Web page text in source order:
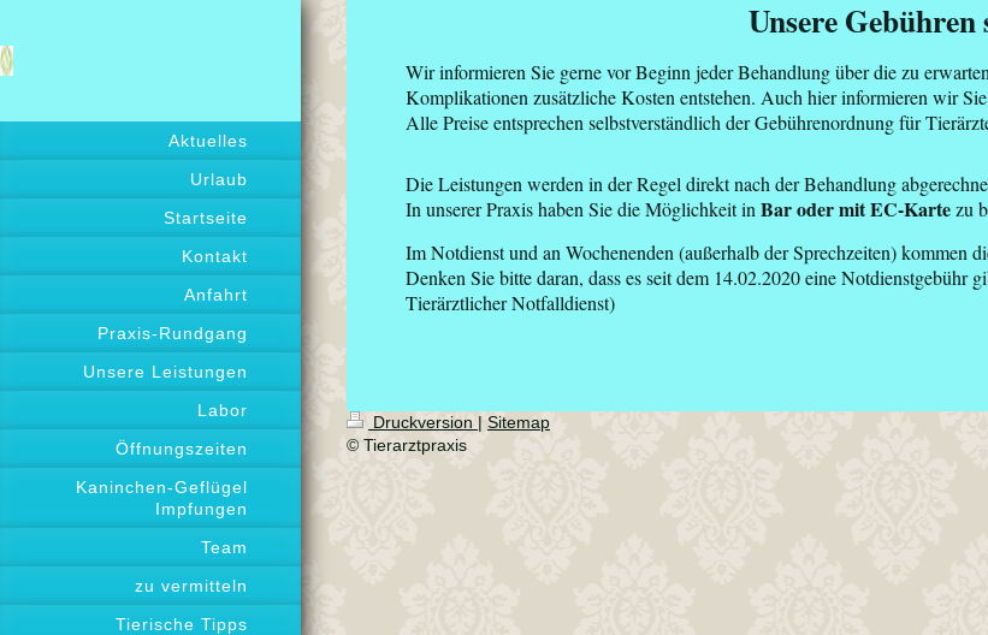
Aktuelles
Urlaub
Startseite
Kontakt
Anfahrt
Praxis-Rundgang
Unsere Leistungen
Labor
Öffnungszeiten
Kaninchen-Geflügel
Impfungen
Team
zu vermitteln
Tierische Tipps
Unsere Gebühren sind
Wir informieren Sie gerne vor Beginn jeder Behandlung über die zu
Komplikationen zusätzliche Kosten entstehen. Auch hier informieren wir
Alle Preise entsprechen selbstverständlich der Gebührenordnung für
Die Leistungen werden in der Regel direkt nach der Behandlung
In unserer Praxis haben Sie die Möglichkeit in Bar oder mit EC-Kartezu
Im Notdienst und an Wochenenden (außerhalb der Sprechzeiten) kommen
Denken Sie bitte daran, dass es seit dem 14.02.2020 eine Notdienstgebühr
Tierärztlicher Notfalldienst)
Druckversion | Sitemap
© Tierarztpraxis